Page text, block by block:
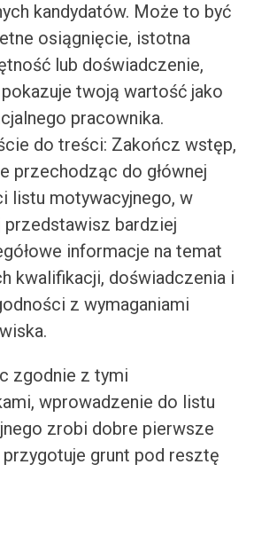
kandydatów. Może to być
osiągnięcie, istotna
lub doświadczenie,
twoją wartość jako
pracownika.
do treści: Zakończ wstęp,
przechodząc do głównej
listu motywacyjnego, w
przedstawisz bardziej
informacje na temat
kwalifikacji, doświadczenia i
z wymaganiami
zgodnie z tymi
wprowadzenie do listu
zrobi dobre pierwsze
grunt pod resztę